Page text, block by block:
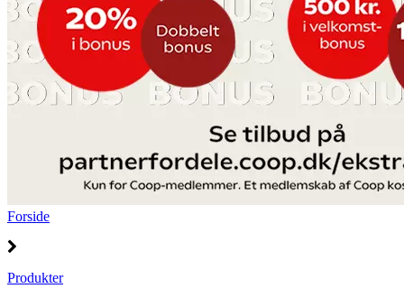
Forside
Produkter